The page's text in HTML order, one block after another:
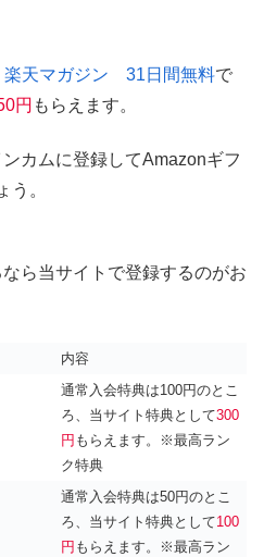
楽天マガジン 31日間無料で
円 もらえます。
カムに登録してAmazonギフ
う。
ら当サイトで登録するのがお
内容
通常入会特典は100円のとこ
ろ、当サイト特典として300
円 もらえます。※最高ラン
ク特典
通常入会特典は50円のとこ
ろ、当サイト特典として100
円 もらえます。※最高ラン